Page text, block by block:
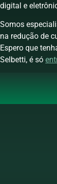
digital e
Somos
na redução de
Espero que
Selbetti, é só